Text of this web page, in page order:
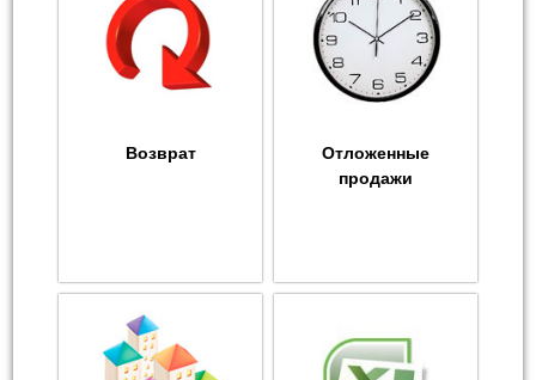
Возврат
Отложенные
продажи